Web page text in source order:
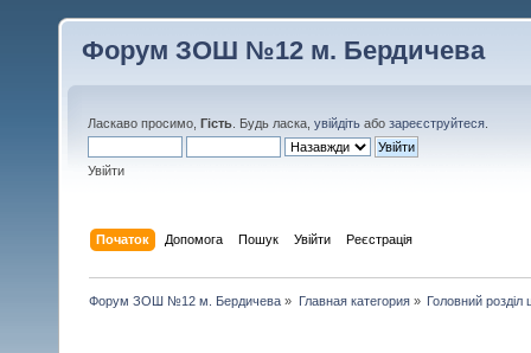
Форум ЗОШ №12 м. Бердичева
Ласкаво просимо, Гість . Будь ласка, увійдіть або зареєструйтеся
Увійти
Початок Допомога Пошук Увійти Реєстрація
Форум ЗОШ №12 м. Бердичева » Главная категория» Головний